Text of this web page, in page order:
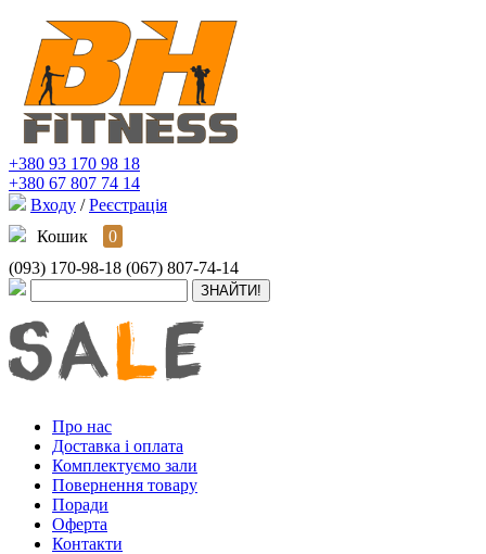
+380 93 170 98 18
+380 67 807 74 14
Входу / Реєстрація
Кошик
0
(093) 170-98-18 (067) 807-74-14
Про нас
Доставка і оплата
Комплектуємо зали
Повернення товару
Поради
Оферта
Контакти